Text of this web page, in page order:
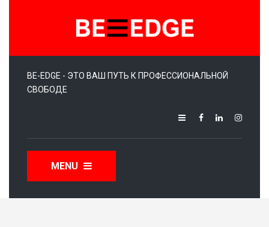
BE-EDGE - ЭТО ВАШ ПУТЬ К ПРОФЕССИОНАЛЬНОЙ
СВОБОДЕ
MENU